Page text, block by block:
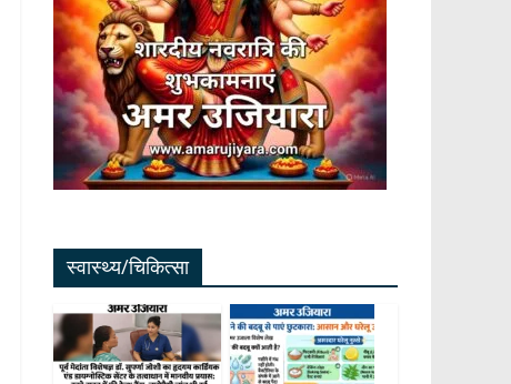
स्वास्थ्य/चिकित्सा